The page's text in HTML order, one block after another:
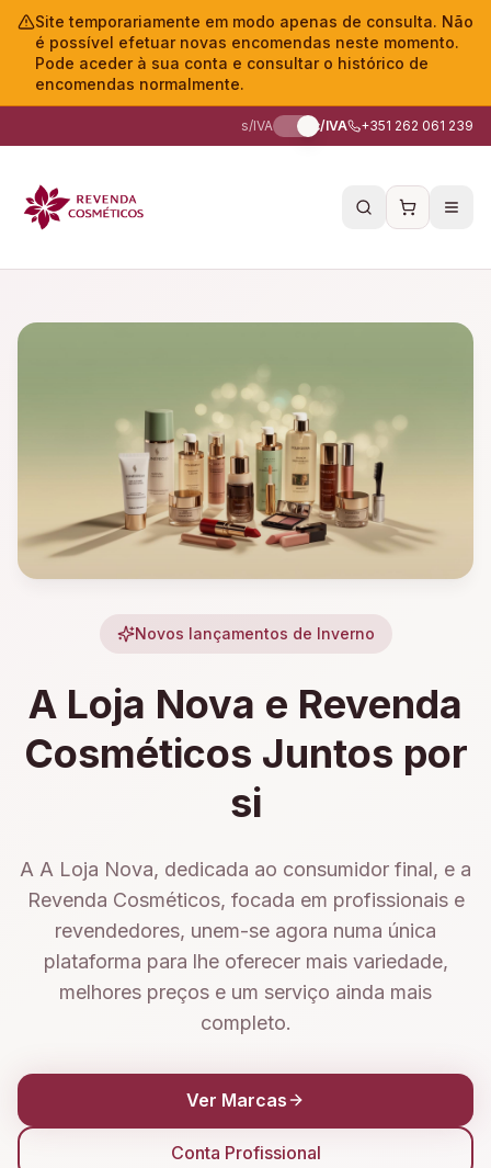
Site temporariamente em modo apenas de consulta. Não
é possível efetuar novas encomendas neste momento.
Pode aceder à sua conta e consultar o histórico de
encomendas normalmente.
s/IVA c/IVA +351 262 061 239
Novos lançamentos de Inverno
A Loja Nova e Revenda
Cosméticos Juntos por
si
A A Loja Nova, dedicada ao consumidor final, e a
Revenda Cosméticos, focada em profissionais e
revendedores, unem-se agora numa única
plataforma para lhe oferecer mais variedade,
melhores preços e um serviço ainda mais
completo.
Ver Marcas
Conta Profissional